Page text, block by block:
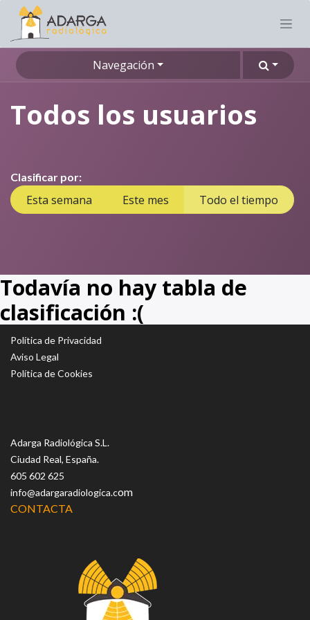
Navegación
Todos los usuarios
Clasificar por:
Esta semana Este mes Todo el tiempo
Todavía no hay tabla de
clasificación :(
Política de Privacidad
Aviso Legal
Política de Cookies
Adarga Radiológica S.L.
Ciudad Real, España.
605 602 625
info@adargaradiologica.com
CONTACTA